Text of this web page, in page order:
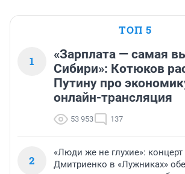
ТОП 5
1
«Зарплата — самая
Сибири»: Котюков
Путину про
онлайн-трансляция
53 953 137
2
«Люди же не глухие»: концерт
Дмитриенко в «Лужниках»